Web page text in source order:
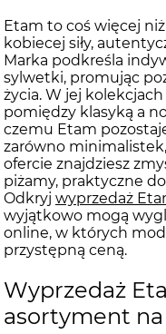
Etam to coś więcej
kobiecej siły,
Marka podkreśla
sylwetki, promując
życia. W jej
pomiędzy klasyką a
czemu Etam
zarówno
ofercie znajdziesz
piżamy, praktyczne
Odkryj wyprzedaż
wyjątkowo mogą
online, w których
przystępną ceną.
Wyprzedaż
asortyment